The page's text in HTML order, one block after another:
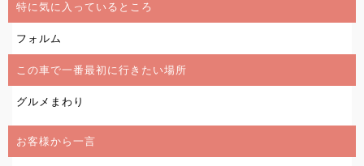
特に気に入っているところ
フォルム
この車で一番最初に行きたい場所
グルメまわり
お客様から一言